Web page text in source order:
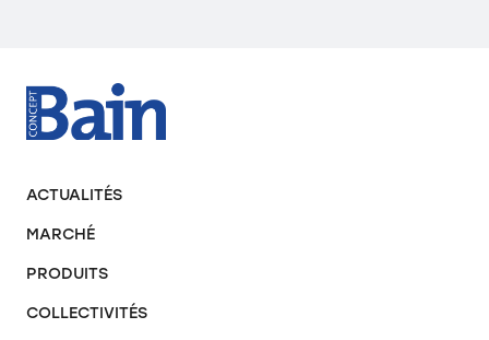
ACTUALITÉS
MARCHÉ
PRODUITS
COLLECTIVITÉS